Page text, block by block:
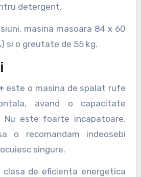
detergent.
masina masoara 84 x 60
si o greutate de 55 kg.
este o masina de spalat rufe
avand o capacitate
Nu este foarte incapatoare,
o recomandam indeosebi
singure.
de eficienta energetica